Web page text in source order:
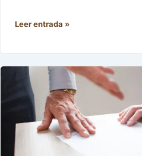
Leer entrada »
Acusado
de
Hurto
en
Uruguay:
Guía